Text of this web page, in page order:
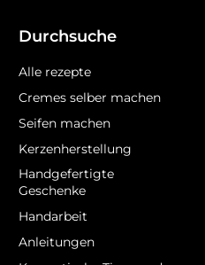
Durchsuche
Alle rezepte
Cremes selber machen
Seifen machen
Kerzenherstellung
Handgefertigte
Geschenke
Handarbeit
Anleitungen